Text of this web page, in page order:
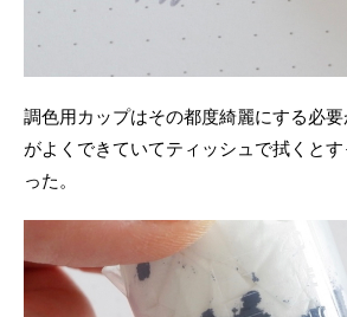
調色用カップはその都度綺麗にする必
がよくできていてティッシュで拭くと
った。